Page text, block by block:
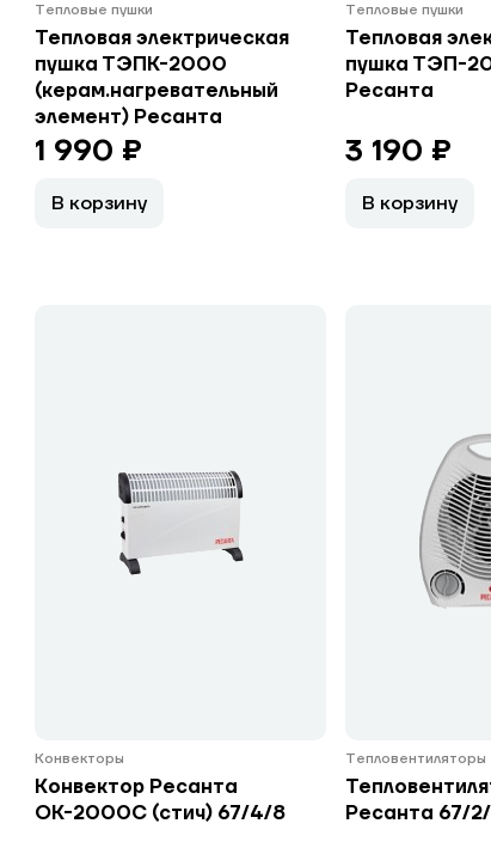
Тепловые пушки
Тепловая электрическая
пушка ТЭПК-2000
(керам.нагревательный
элемент) Ресанта
1 990 ₽
В корзину
Тепловые пушки
Тепловая
пушка ТЭП-
Ресанта
3 190 ₽
В корзину
Конвекторы
Конвектор Ресанта
ОК-2000С (стич) 67/4/8
Тепловентиляторы
Ресанта 67/2/